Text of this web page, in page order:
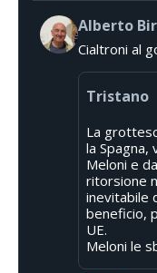
Alberto
Cialtroni al
Tristano
La
la
Meloni e
ritorsione
inevitabile
beneficio,
UE.
Meloni le